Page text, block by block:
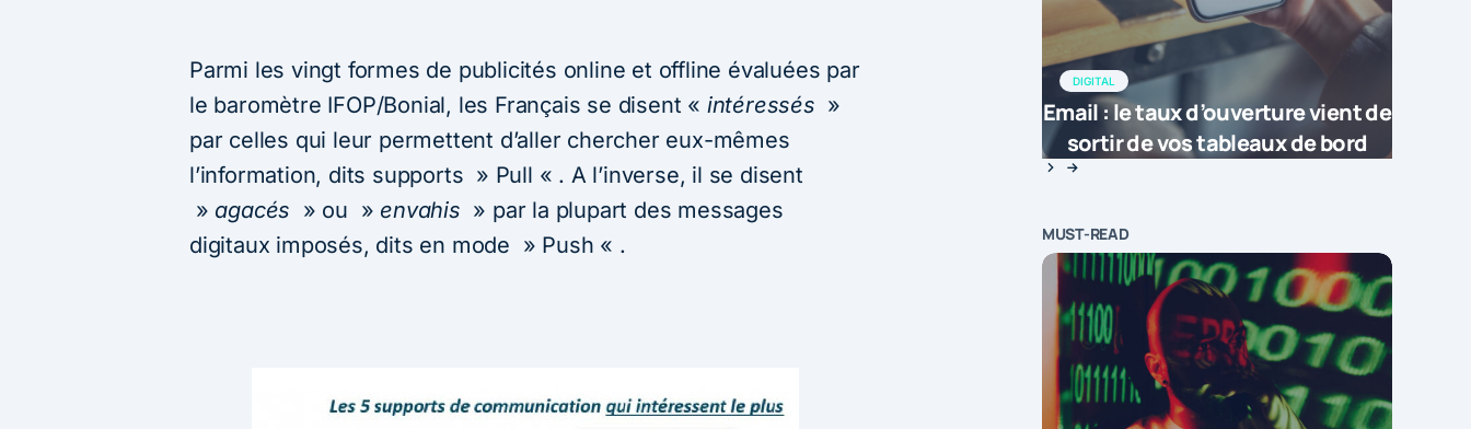
Parmi les vingt formes de publicités online et offline évaluées par
le baromètre IFOP/Bonial, les Français se disent « intéressés »
par celles qui leur permettent d’aller chercher eux-mêmes
l’information, dits supports » Pull « . A l’inverse, il se disent
» agacés » ou » envahis » par la plupart des messages
digitaux imposés, dits en mode » Push « .
DIGITAL
Email : le taux d’ouverture vient de
sortir de vos tableaux de bord
MUST-READ